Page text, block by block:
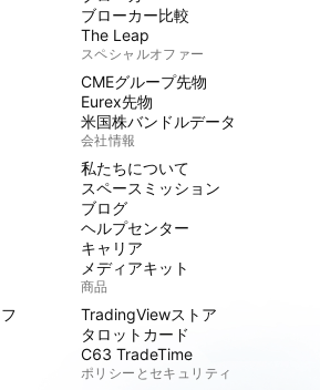
ブローカー比較
The Leap
スペシャルオファー
CMEグループ先物
Eurex先物
米国株バンドルデータ
会社情報
私たちについて
スペースミッション
ブログ
ヘルプセンター
キャリア
メディアキット
商品
TradingViewストア
タロットカード
C63 TradeTime
ポリシーとセキュリティ